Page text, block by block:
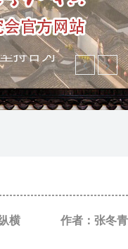
绍民族
持古为
横 作者：张冬青